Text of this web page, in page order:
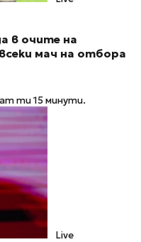
в очите на
мач на отбора
ти 15 минути.
Live